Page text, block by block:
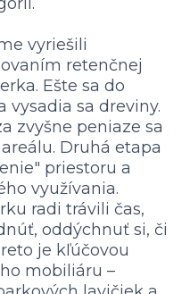
vyriešili
retenčnej
Ešte sa do
vysadia sa dreviny.
zvyšne peniaze sa
Druhá etapa
priestoru a
využívania.
radi trávili čas,
oddýchnuť si, či
je kľúčovou
mobiliáru –